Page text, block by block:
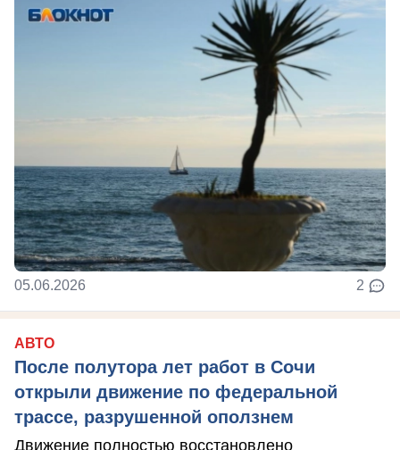
05.06.2026 2
АВТО
После полутора лет работ в Сочи
открыли движение по федеральной
трассе, разрушенной оползнем
Движение полностью восстановлено